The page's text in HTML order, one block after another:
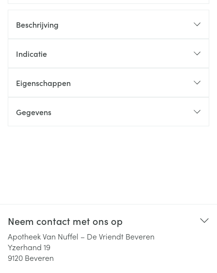
Beschrijving
Indicatie
Eigenschappen
Gegevens
Neem contact met ons op
Apotheek Van Nuffel – De Vriendt Beveren
Yzerhand 19
9120 Beveren